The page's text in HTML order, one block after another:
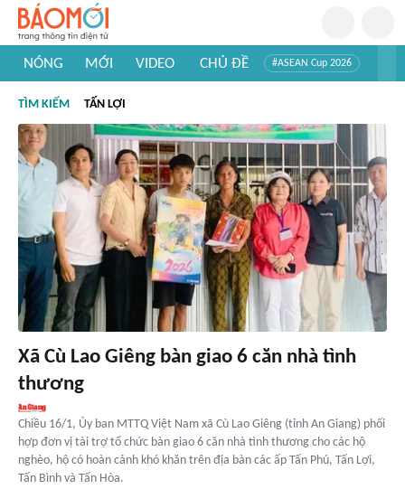
NÓNG MỚI VIDEO CHỦ ĐỀ #ASEAN Cup 2026
#Khám phá thế giới
TÌM KIẾM TẤN LỢI
Xã Cù Lao Giêng bàn giao 6 căn nhà tình
thương
Chiều 16/1, Ủy ban MTTQ Việt Nam xã Cù Lao Giêng (tỉnh An Giang) phối
hợp đơn vị tài trợ tổ chức bàn giao 6 căn nhà tình thương cho các hộ
nghèo, hộ có hoàn cảnh khó khăn trên địa bàn các ấp Tấn Phú, Tấn Lợi,
Tấn Bình và Tấn Hòa.